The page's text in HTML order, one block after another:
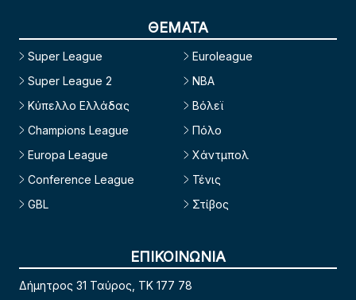
ΘΕΜΑΤΑ
Super League
Super League 2
Κύπελλο Ελλάδας
Champions League
Europa League
Conference League
GBL
Euroleague
NBA
Βόλεϊ
Πόλο
Χάντμπολ
Τένις
Στίβος
ΕΠΙΚΟΙΝΩΝΙΑ
Δήμητρος 31 Ταύρος, TK 177 78